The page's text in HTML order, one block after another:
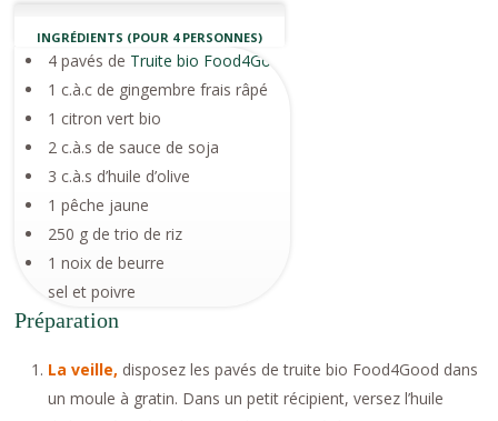
INGRÉDIENTS (POUR 4 PERSONNES)
4 pavés de Truite bio Food4Good
1 c.à.c de gingembre frais râpé
1 citron vert bio
2 c.à.s de sauce de soja
3 c.à.s d’huile d’olive
1 pêche jaune
250 g de trio de riz
1 noix de beurre
sel et poivre
Préparation
La veille, disposez les pavés de truite bio Food4Good dans
un moule à gratin. Dans un petit récipient, versez l’huile